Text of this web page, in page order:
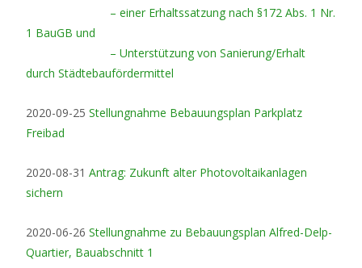
– einer Erhaltssatzung nach §172 Abs. 1 Nr.
1 BauGB und
– Unterstützung von Sanierung/Erhalt
durch Städtebaufördermittel
2020-09-25 Stellungnahme Bebauungsplan Parkplatz
Freibad
2020-08-31 Antrag: Zukunft alter Photovoltaikanlagen
sichern
2020-06-26 Stellungnahme zu Bebauungsplan Alfred-Delp-
Quartier, Bauabschnitt 1